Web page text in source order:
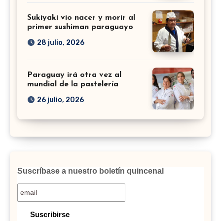
Sukiyaki vio nacer y morir al
primer sushiman paraguayo
28 julio, 2026
Paraguay irá otra vez al
mundial de la pastelería
26 julio, 2026
Suscríbase a nuestro boletín quincenal